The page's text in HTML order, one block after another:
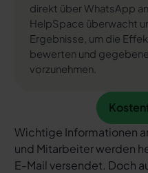
direkt über WhatsApp
HelpSpace überwacht
Ergebnisse, um die
bewerten und
vorzunehmen.
Wichtige Informationen
und Mitarbeiter werden
E-Mail versendet. Doch